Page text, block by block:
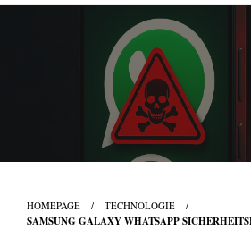
Skip
HOMEPAGE TECHNOLOGIE
SAMSUNG GALAXY WHATSAPP